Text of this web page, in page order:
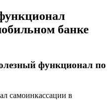
банке
функционал по